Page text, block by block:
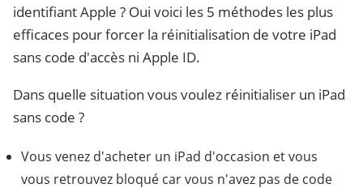
identifiant Apple ? Oui voici les 5 méthodes les plus
efficaces pour forcer la réinitialisation de votre iPad
sans code d'accès ni Apple ID.
Dans quelle situation vous voulez réinitialiser un iPad
sans code ?
Vous venez d'acheter un iPad d'occasion et vous
vous retrouvez bloqué car vous n'avez pas de code